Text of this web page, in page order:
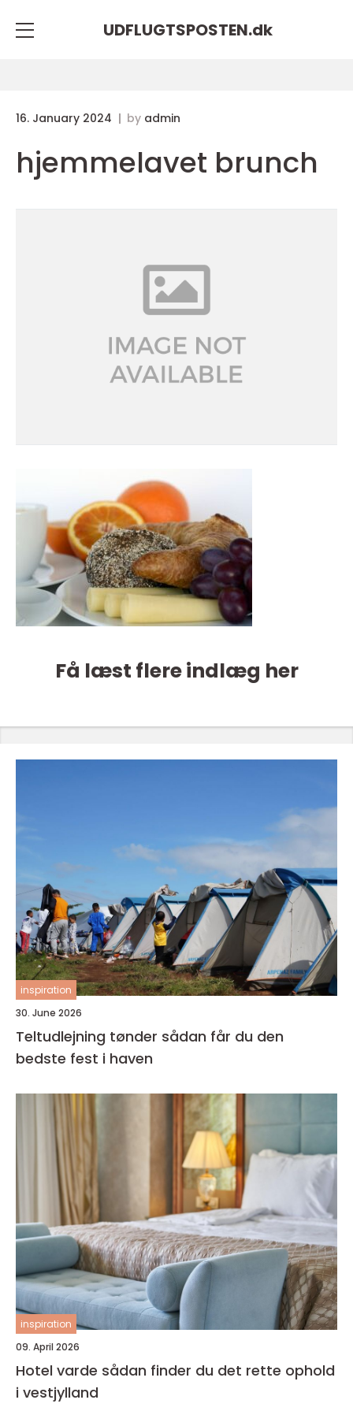
UDFLUGTSPOSTEN.dk
16. January 2024 by admin
hjemmelavet brunch
Få læst flere indlæg her
inspiration
30. June 2026
Teltudlejning tønder sådan får du den
bedste fest i haven
inspiration
09. April 2026
Hotel varde sådan finder du det rette ophold
i vestjylland